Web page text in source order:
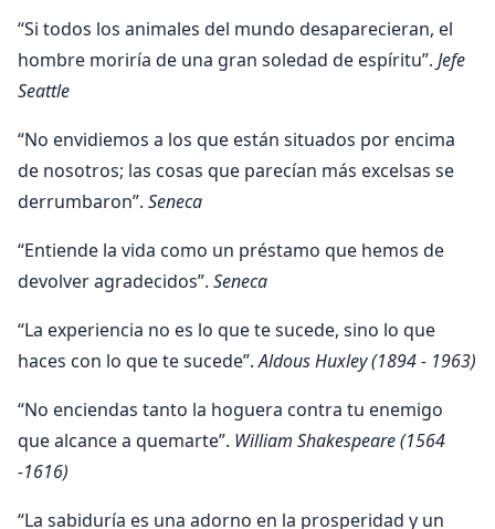
“Si todos los animales del mundo desaparecieran, el
hombre moriría de una gran soledad de espíritu”. Jefe
Seattle
“No envidiemos a los que están situados por encima
de nosotros; las cosas que parecían más excelsas se
derrumbaron”. Seneca
“Entiende la vida como un préstamo que hemos de
devolver agradecidos”. Seneca
“La experiencia no es lo que te sucede, sino lo que
haces con lo que te sucede”.Aldous Huxley (1894 - 1963)
“No enciendas tanto la hoguera contra tu enemigo
que alcance a quemarte”. William Shakespeare (1564
-1616)
“La sabiduría es una adorno en la prosperidad y un